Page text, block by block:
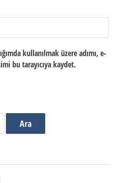
kullanılmak üzere adımı, e-
bu tarayıcıya kaydet.